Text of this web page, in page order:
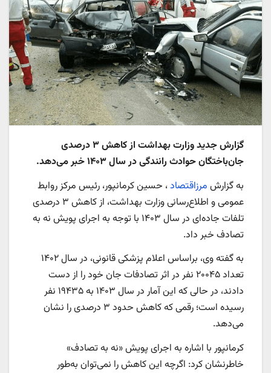
گزارش جدید وزارت بهداشت از کاهش ۳ درصدی
جان‌باختگان حوادث رانندگی در سال ۱۴۰۳ خبر می‌دهد.
به گزارش مرزاقتصاد، حسین کرمانپور، رئیس مرکز روابط
عمومی و اطلاع‌رسانی وزارت بهداشت، از کاهش ۳ درصدی
تلفات جاده‌ای در سال ۱۴۰۳ با توجه به اجرای پویش نه به
تصادف خبر داد.
به گفته وی، براساس اعلام پزشکی قانونی، در سال ۱۴۰۲
تعداد ۲۰۰۴۵ نفر در اثر تصادفات جان خود را از دست
دادند، در حالی که این آمار در سال ۱۴۰۳ به ۱۹۴۳۵ نفر
رسیده است؛ رقمی که کاهش حدود ۳ درصدی را نشان
می‌دهد.
کرمانپور با اشاره به اجرای پویش «نه به تصادف»
خاطرنشان کرد: اگرچه این کاهش را نمی‌توان به‌طور